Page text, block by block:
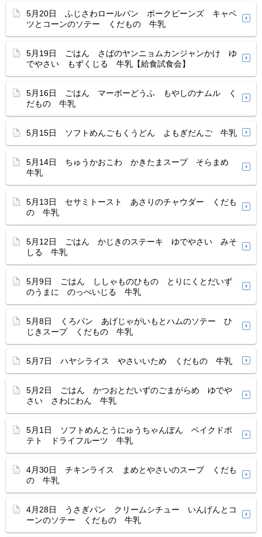
5月20日 ふじさわロールパン ポークビーンズ キャベ
ツとコーンのソテー くだもの 牛乳
5月19日 ごはん さばのヤンニョムカンジャンかけ ゆ
でやさい もずくじる 牛乳【給食試食会】
5月16日 ごはん マーボーどうふ もやしのナムル く
だもの 牛乳
5月15日 ソフトめんごもくうどん よもぎだんご 牛乳
5月14日 ちゅうかおこわ かきたまスープ そらまめ
牛乳
5月13日 セサミトースト あさりのチャウダー くだも
の 牛乳
5月12日 ごはん かじきのステーキ ゆでやさい みそ
しる 牛乳
5月9日 ごはん ししゃものひもの とりにくとだいず
のうまに のっぺいじる 牛乳
5月8日 くろパン あげじゃがいもとハムのソテー ひ
じきスープ くだもの 牛乳
5月7日 ハヤシライス やさいいため くだもの 牛乳
5月2日 ごはん かつおとだいずのごまがらめ ゆでや
さい さわにわん 牛乳
5月1日 ソフトめんとうにゅうちゃんぽん ベイクドポ
テト ドライフルーツ 牛乳
4月30日 チキンライス まめとやさいのスープ くだも
の 牛乳
4月28日 うさぎパン クリームシチュー いんげんとコ
ーンのソテー くだもの 牛乳